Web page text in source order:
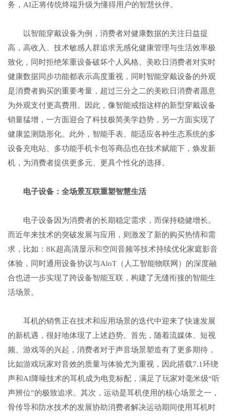
务，AI正将传统终端升级为懂得用户的智慧伙伴。
以智能穿戴设备为例，消费者对健康数据的关注日益提
高，高收入、技术敏感人群追求无感化健康管理与生活效率极
致化，同时拒绝笨重设备破坏个人风格。美欧日消费者对实时
健康数据同步功能都表示高度重视，同时智能穿戴设备的外观
是消费者购买的重要考量，超过三分之二的美欧日消费者愿意
为外观支付更高费用。因此，像智能戒指这样的新型穿戴设备
销量猛增，一方面迎合了科技极简美学趋势，另一方面实现了
健康监测隐形化。此外，智能手表、能适应各种生态系统的多
设备充电站、多功能手机卡包等商品也在技术赋能下，焕发新
机，为消费者提供更多元、更具个性化的选择。
电子设备：全场景互联重塑智慧生活
电子设备因为消费者的长期稳定需求，而保持稳健增长。
而近年来技术的突破发展与应用，则激发了新的购买热情和需
求，比如：8K超高清显示和空间音频等技术持续优化家庭影音
体验，同时通用设备协议与AloT（人工智能物联网）的深度融
合也进一步实现了跨设备智能互联，构建了无缝衔接的智能生
活场景。
耳机的销售正在技术和应用场景的迭代中迎来了快速发展
的新机遇，很好地体现了上述趋势。首先，随着流媒体、短视
频、游戏等的兴起，消费者对于声音场景塑造有了更多期待，
比如游戏玩家对音效的质量与体验尤为重视，因此搭载7.1环绕
声和AI降噪技术的耳机成为电竞标配，满足了玩家对毫米级“听
声辨位”的极致追求。其次，运动是耳机使用的核心场景之一，
骨传导和防水技术的发展协助消费者解决运动期间使用耳机时